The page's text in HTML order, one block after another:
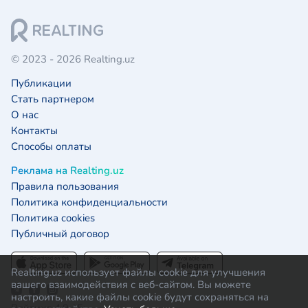
Realting.uz использует файлы cookie для улучшения
вашего взаимодействия с веб-сайтом. Вы можете
настроить, какие файлы cookie будут сохраняться на
© 2023 - 2026 Realting.uz
Публикации
Стать партнером
О нас
Контакты
Способы оплаты
Реклама на Realting.uz
Правила пользования
Политика конфиденциальности
Политика cookies
Публичный договор